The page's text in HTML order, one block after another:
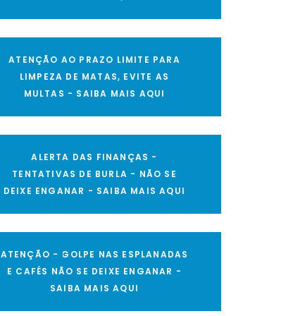
ATENÇÃO AO PRAZO LIMITE PARA
LIMPEZA DE MATAS, EVITE AS
MULTAS - SAIBA MAIS AQUI
ALERTA DAS FINANÇAS -
TENTATIVAS DE BURLA - NÃO SE
DEIXE ENGANAR - SAIBA MAIS AQUI
ATENÇÃO - GOLPE NAS ESPLANADAS
E CAFÉS NÃO SE DEIXE ENGANAR -
SAIBA MAIS AQUI